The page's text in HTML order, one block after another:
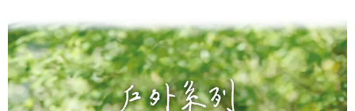
用戶於交易時，得透過本服務購買商品或服務，並由商店將買賣／分期付款
買賣價金債權讓與本公司後，依約使用本公司帳單繳交帳款。
2.基於同意付款使用「大哥付你分期」之契約關係目的，商店將以您的個人
資料（包含姓名、電話或地址）提供予台灣大哥大進項蒐集、處理及利用，
由本公司與您本人進行分期帳單所需資料之確認、核對及更正。
3.完整用戶服務條款，請詳閱以下連結：https://oppay.tw/userRule
購買商品的店家。未經商家同意取消之訂單仍視為有效，需透過AFTEE先享
後付繳納相關費用。
※ 交易是否成功請以「AFTEE先享後付 」之結帳頁面顯示為準，若有關於
是否繳費成功／繳費後需取消欲退款等相關疑問，請聯繫「AFTEE先享後付
客戶支援中心」 https://netprotections.freshdesk.com/support/home
每筆NT$100，滿NT$1,000(含以上)免運費
京站台北店客服中心(1F星巴克旁) 即日起不提供京站紙袋，取件時
請自備購物袋，若需購買紙袋可現場詢問
免運費